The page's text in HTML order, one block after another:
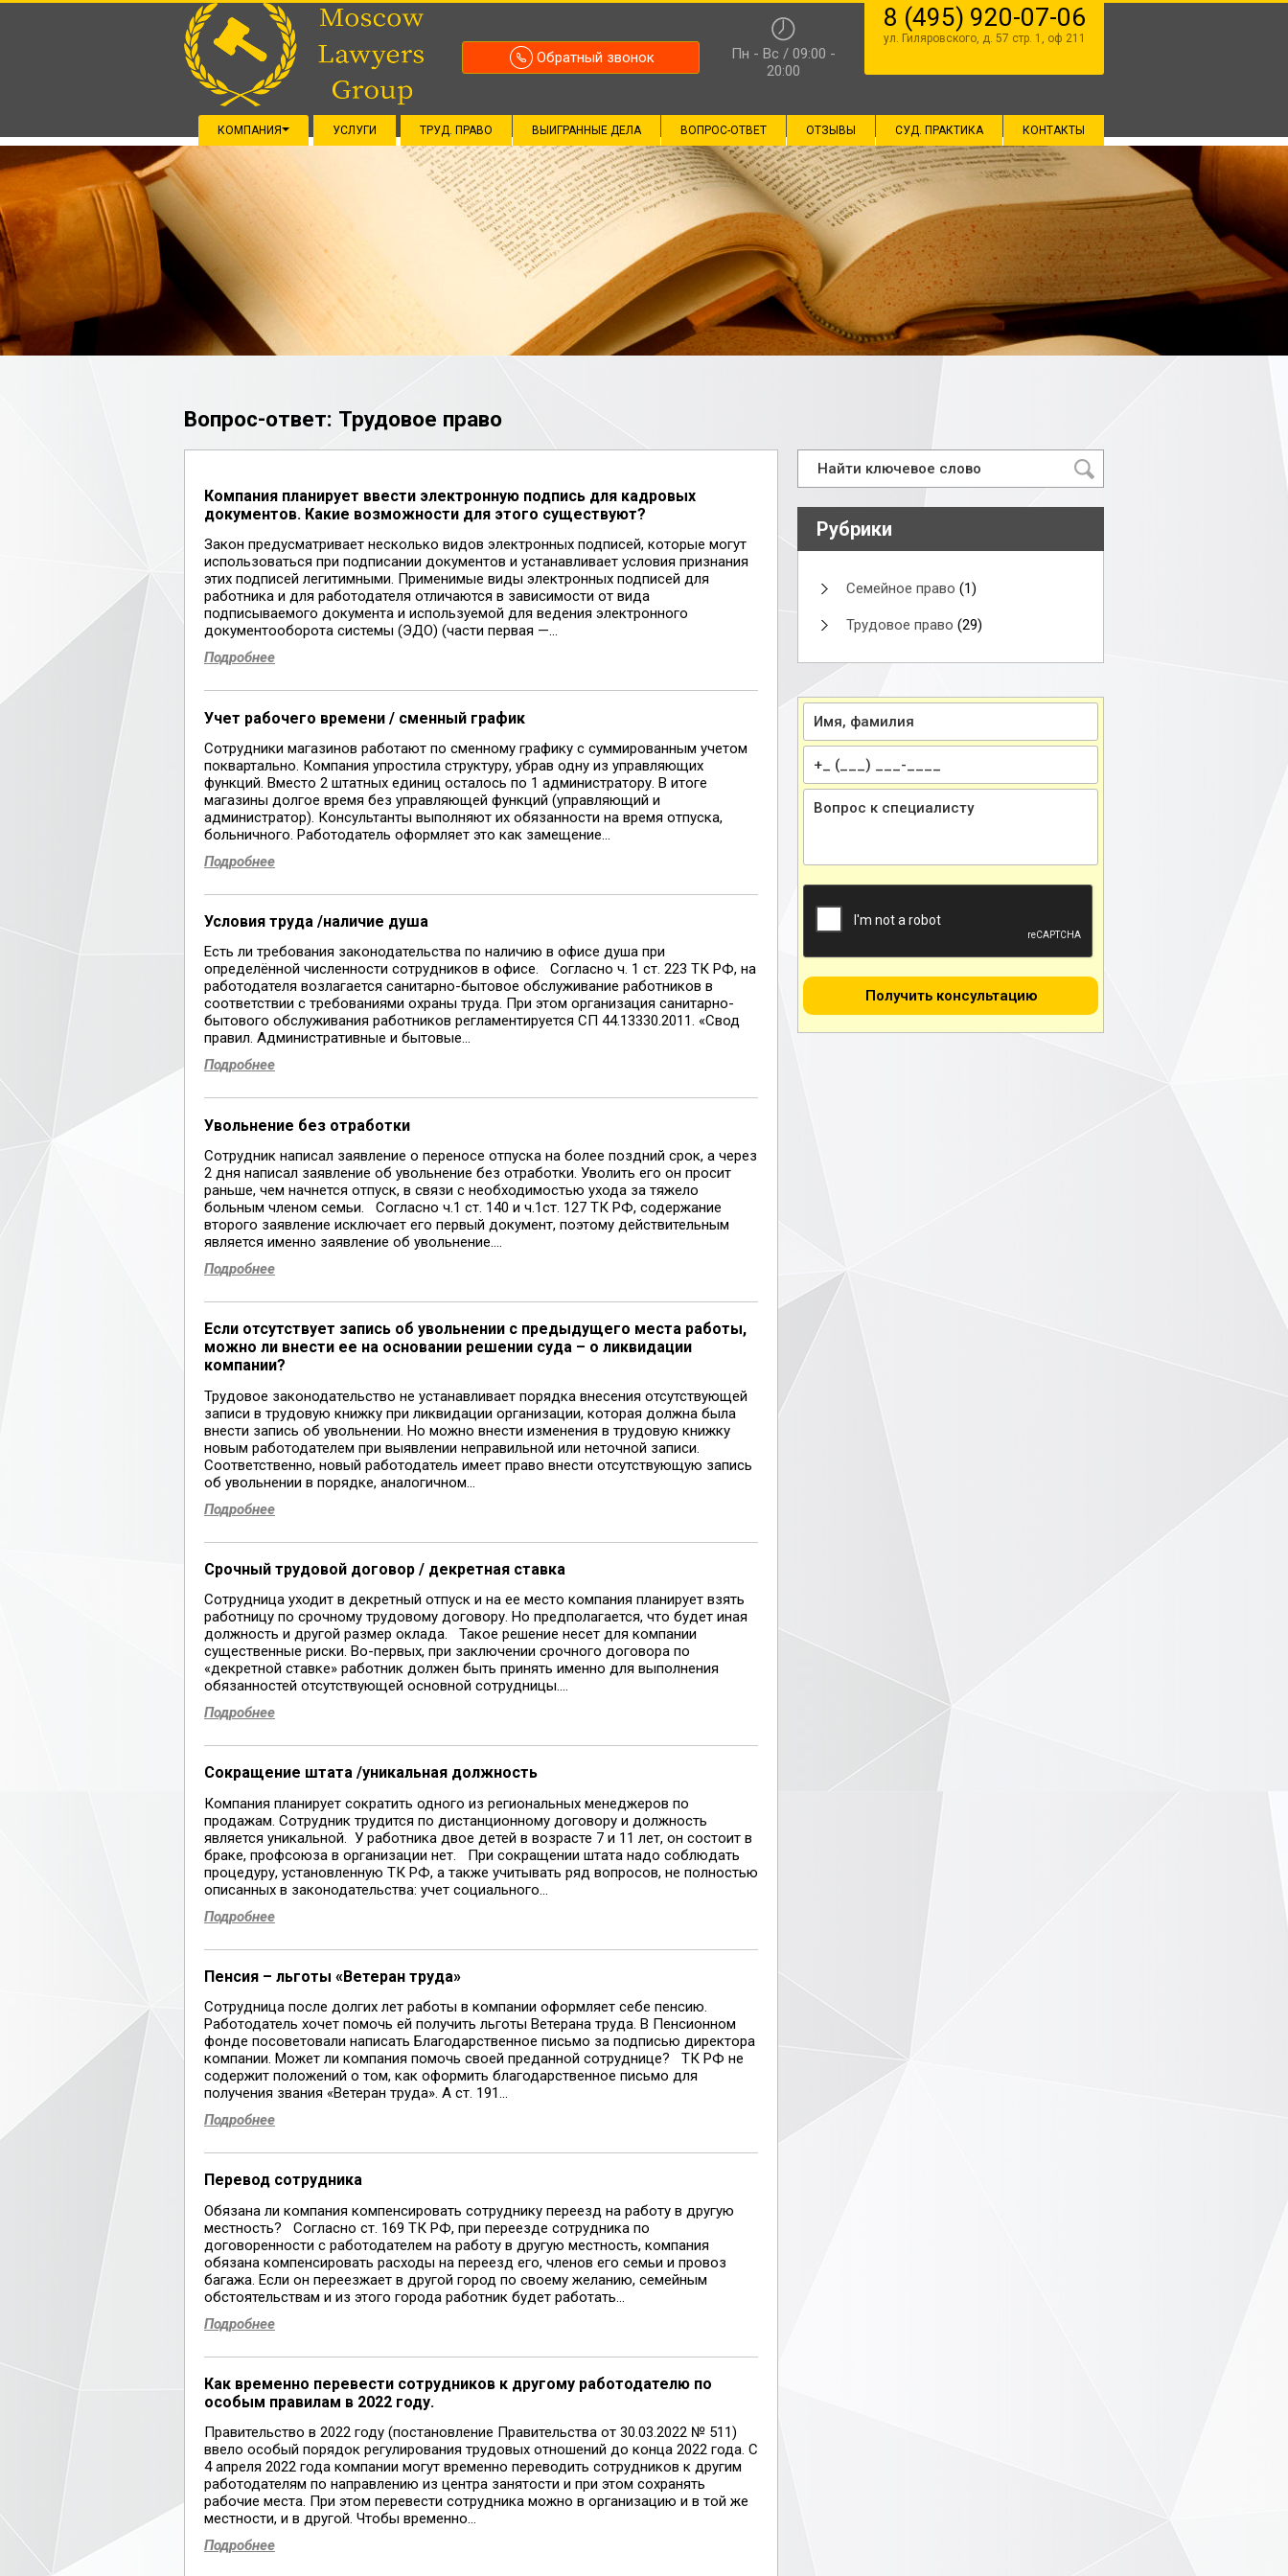
Обратный звонок
Пн - Вс / 09:00 -
20:00
8 (495) 920-07-06
ул. Гиляровского, д. 57 стр. 1, оф 211
КОМПАНИЯ УСЛУГИ ТРУД. ПРАВО ВЫИГРАННЫЕ ДЕЛА ВОПРОС-ОТВЕТ ОТЗЫВЫ СУД. ПРАКТИКА КОНТАКТЫ
Вопрос-ответ: Трудовое право
Компания планирует ввести электронную подпись для кадровых
документов. Какие возможности для этого существуют?
Закон предусматривает несколько видов электронных подписей, которые могут
использоваться при подписании документов и устанавливает условия признания
этих подписей легитимными. Применимые виды электронных подписей для
работника и для работодателя отличаются в зависимости от вида
подписываемого документа и используемой для ведения электронного
документооборота системы (ЭДО) (части первая —...
Подробнее
Учет рабочего времени / сменный график
Сотрудники магазинов работают по сменному графику с суммированным учетом
поквартально. Компания упростила структуру, убрав одну из управляющих
функций. Вместо 2 штатных единиц осталось по 1 администратору. В итоге
магазины долгое время без управляющей функций (управляющий и
администратор). Консультанты выполняют их обязанности на время отпуска,
больничного. Работодатель оформляет это как замещение...
Подробнее
Условия труда /наличие душа
Есть ли требования законодательства по наличию в офисе душа при
определённой численности сотрудников в офисе. Согласно ч. 1 ст. 223 ТК РФ, на
работодателя возлагается санитарно-бытовое обслуживание работников в
соответствии с требованиями охраны труда. При этом организация санитарно-
бытового обслуживания работников регламентируется СП 44.13330.2011. «Свод
правил. Административные и бытовые...
Подробнее
Увольнение без отработки
Сотрудник написал заявление о переносе отпуска на более поздний срок, а через
2 дня написал заявление об увольнение без отработки. Уволить его он просит
раньше, чем начнется отпуск, в связи с необходимостью ухода за тяжело
больным членом семьи. Согласно ч.1 ст. 140 и ч.1ст. 127 ТК РФ, содержание
второго заявление исключает его первый документ, поэтому действительным
является именно заявление об увольнение....
Подробнее
Если отсутствует запись об увольнении с предыдущего места работы,
можно ли внести ее на основании решении суда – о ликвидации
компании?
Трудовое законодательство не устанавливает порядка внесения отсутствующей
записи в трудовую книжку при ликвидации организации, которая должна была
внести запись об увольнении. Но можно внести изменения в трудовую книжку
новым работодателем при выявлении неправильной или неточной записи.
Соответственно, новый работодатель имеет право внести отсутствующую запись
об увольнении в порядке, аналогичном...
Подробнее
Срочный трудовой договор / декретная ставка
Сотрудница уходит в декретный отпуск и на ее место компания планирует взять
работницу по срочному трудовому договору. Но предполагается, что будет иная
должность и другой размер оклада. Такое решение несет для компании
существенные риски. Во-первых, при заключении срочного договора по
«декретной ставке» работник должен быть принять именно для выполнения
обязанностей отсутствующей основной сотрудницы....
Подробнее
Сокращение штата /уникальная должность
Компания планирует сократить одного из региональных менеджеров по
продажам. Сотрудник трудится по дистанционному договору и должность
является уникальной. У работника двое детей в возрасте 7 и 11 лет, он состоит в
браке, профсоюза в организации нет. При сокращении штата надо соблюдать
процедуру, установленную ТК РФ, а также учитывать ряд вопросов, не полностью
описанных в законодательства: учет социального...
Подробнее
Пенсия – льготы «Ветеран труда»
Сотрудница после долгих лет работы в компании оформляет себе пенсию.
Работодатель хочет помочь ей получить льготы Ветерана труда. В Пенсионном
фонде посоветовали написать Благодарственное письмо за подписью директора
компании. Может ли компания помочь своей преданной сотруднице? ТК РФ не
содержит положений о том, как оформить благодарственное письмо для
получения звания «Ветеран труда». А ст. 191...
Подробнее
Перевод сотрудника
Обязана ли компания компенсировать сотруднику переезд на работу в другую
местность? Согласно ст. 169 ТК РФ, при переезде сотрудника по
договоренности с работодателем на работу в другую местность, компания
обязана компенсировать расходы на переезд его, членов его семьи и провоз
багажа. Если он переезжает в другой город по своему желанию, семейным
обстоятельствам и из этого города работник будет работать...
Подробнее
Как временно перевести сотрудников к другому работодателю по
особым правилам в 2022 году.
Правительство в 2022 году (постановление Правительства от 30.03.2022 № 511)
ввело особый порядок регулирования трудовых отношений до конца 2022 года. С
4 апреля 2022 года компании могут временно переводить сотрудников к другим
работодателям по направлению из центра занятости и при этом сохранять
рабочие места. При этом перевести сотрудника можно в организацию и в той же
местности, и в другой. Чтобы временно...
Подробнее
Рубрики
Семейное право (1)
Трудовое право (29)